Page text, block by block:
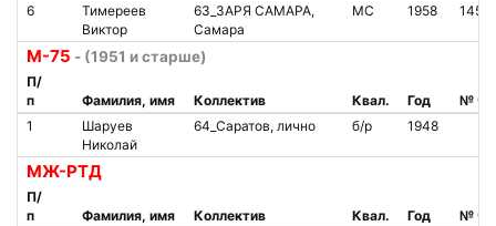
6
Тимереев
Виктор
63_ЗАРЯ САМАРА,
Самара
МС 1958
М-75 - (1951 и старше)
П/
п
Фамилия, имя Коллектив Квал. Год
№
1
Шаруев
Николай
64_Саратов, лично б/р 1948
МЖ-РТД
П/
п
Фамилия, имя Коллектив Квал. Год
№